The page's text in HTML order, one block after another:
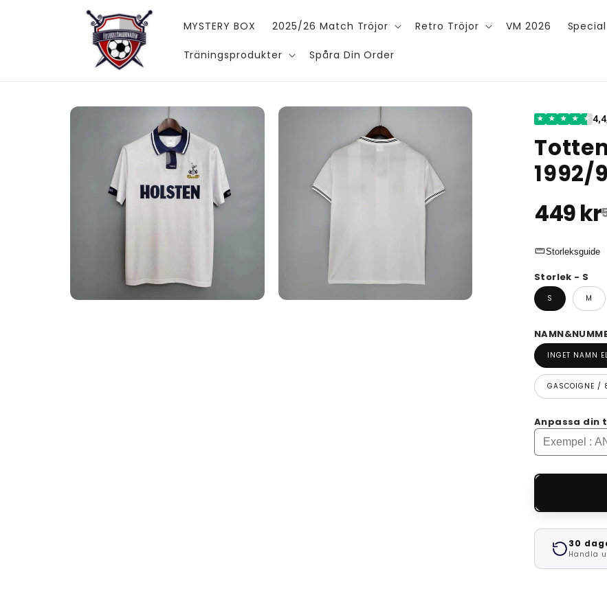
MYSTERY BOX 2025/26 Match Tröjor Retro Tröjor VM 2026
Träningsprodukter Spåra Din Order
Gå vidare till
produktinformation
★ ★ ★ ★ ★
1992/
449 kr
straightenStorleksguide
Storlek - S
S M
INGET NAMN
GASCOIGNE /
Anpassa din
30
Handla